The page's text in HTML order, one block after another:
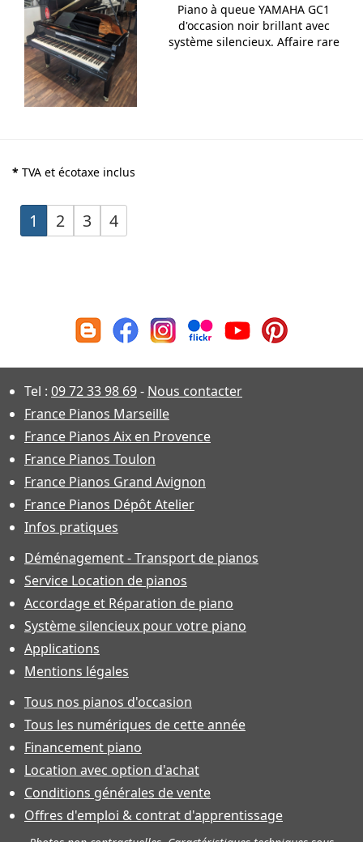
Piano à queue YAMAHA GC1
d'occasion noir brillant avec
système silencieux. Affaire rare
* TVA et écotaxe inclus
1 2 3 4
Tel : 09 72 33 98 69- Nous contacter
France Pianos Marseille
France Pianos Aix en Provence
France Pianos Toulon
France Pianos Grand Avignon
France Pianos Dépôt Atelier
Infos pratiques
Déménagement - Transport de pianos
Service Location de pianos
Accordage et Réparation de piano
Système silencieux pour votre piano
Applications
Mentions légales
Tous nos pianos d'occasion
Tous les numériques de cette année
Financement piano
Location avec option d'achat
Conditions générales de vente
Offres d'emploi & contrat d'apprentissage